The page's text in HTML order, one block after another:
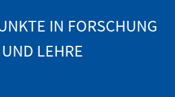
IN FORSCHUNG
UND LEHRE